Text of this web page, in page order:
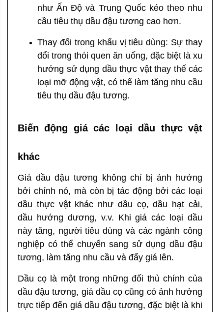
như Ấn Độ và Trung Quốc kéo theo nhu
cầu tiêu thụ dầu đậu tương cao hơn.
Thay đổi trong khẩu vị tiêu dùng: Sự thay
đổi trong thói quen ăn uống, đặc biệt là xu
hướng sử dụng dầu thực vật thay thế các
loại mỡ động vật, có thể làm tăng nhu cầu
tiêu thụ dầu đậu tương.
Biến động giá các loại dầu thực vật
khác
Giá dầu đậu tương không chỉ bị ảnh hưởng
bởi chính nó, mà còn bị tác động bởi các loại
dầu thực vật khác như dầu cọ, dầu hạt cải,
dầu hướng dương, v.v. Khi giá các loại dầu
này tăng, người tiêu dùng và các ngành công
nghiệp có thể chuyển sang sử dụng dầu đậu
tương, làm tăng nhu cầu và đẩy giá lên.
Dầu cọ là một trong những đối thủ chính của
dầu đậu tương, giá dầu cọ cũng có ảnh hưởng
trực tiếp đến giá dầu đậu tương, đặc biệt là khi